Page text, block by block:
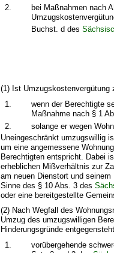
2.
bei Maßnahmen nach
Buchst. d des
(1) Ist Umzugskostenvergütung
1.
wenn der Berechtigte
Maßnahme nach § 1
2.
solange er wegen
Uneingeschränkt umzugswillig
um eine angemessene
Berechtigten entspricht. Dabei
erheblichen Mißverhältnis zur
am neuen Dienstort und
Sinne des § 10 Abs. 3 des
oder eine bereitgestellte
(2) Nach Wegfall des
Umzug des umzugswilligen
Hinderungsgründe
1.
vorübergehende